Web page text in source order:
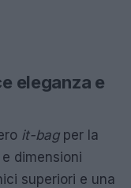
eleganza e
it-bagper la
dimensioni
superiori e una